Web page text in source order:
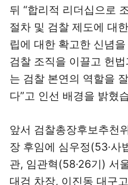
뒤 “합리적 리더십으로
절차 및 검찰 제도에 대
립에 대한 확고한 신념
검찰 조직을 이끌고 헌
는 검찰 본연의 역할을
다”고 인선 배경을 밝혔
앞서 검찰총장후보추천
장 후임에 심우정(53·사
관, 임관혁(58·26기) 서
대검 차장, 이진동 대구